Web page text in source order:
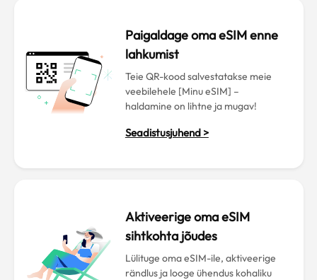
Paigaldage oma eSIM enne
lahkumist
Teie QR-kood salvestatakse meie
veebilehele [Minu eSIM] –
haldamine on lihtne ja mugav!
Seadistusjuhend >
Aktiveerige oma eSIM
sihtkohta jõudes
Lülituge oma eSIM-ile, aktiveerige
rändlus ja looge ühendus kohaliku